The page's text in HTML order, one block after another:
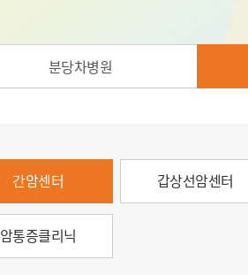
분당차병원
간암센터 갑상선암센터
암통증클리닉